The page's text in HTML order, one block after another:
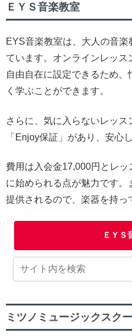
ＥＹＳ音楽教室
EYS音楽教室は、大人の音
ています。オンラインレッ
自由自在に設定できるため
く学ぶことができます。
さらに、気に入らないレッ
「Enjoy保証」があり、安心
費用は入会金17,000円とレ
に始められる点が魅力です
提供されるので、楽器を持っ
ＥＹＳ
ミツノミュージックスク